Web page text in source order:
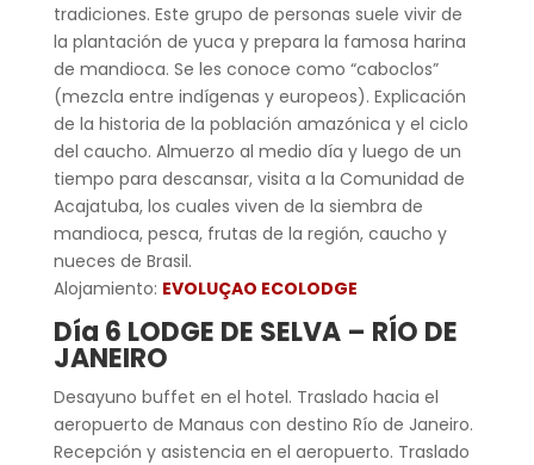
tradiciones. Este grupo de personas suele vivir de
la plantación de yuca y prepara la famosa harina
de mandioca. Se les conoce como “caboclos”
(mezcla entre indígenas y europeos). Explicación
de la historia de la población amazónica y el ciclo
del caucho. Almuerzo al medio día y luego de un
tiempo para descansar, visita a la Comunidad de
Acajatuba, los cuales viven de la siembra de
mandioca, pesca, frutas de la región, caucho y
nueces de Brasil.
Alojamiento: EVOLUÇAO ECOLODGE
Día 6 LODGE DE SELVA – RÍO DE
JANEIRO
Desayuno buffet en el hotel. Traslado hacia el
aeropuerto de Manaus con destino Río de Janeiro.
Recepción y asistencia en el aeropuerto. Traslado